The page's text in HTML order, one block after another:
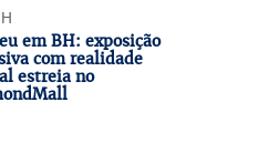
em BH: exposição
com realidade
estreia no